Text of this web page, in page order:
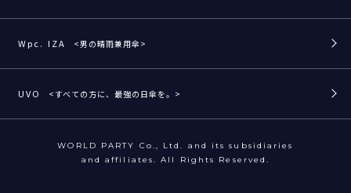
Wpc. IZA <男の晴雨兼用傘>
UVO <すべての方に、最強の日傘を。>
WORLD PARTY Co., Ltd. and its subsidiaries
and affiliates. All Rights Reserved.